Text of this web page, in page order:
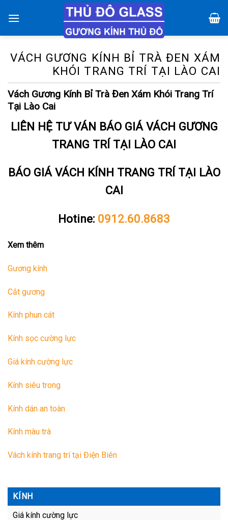
đến
VÁCH GƯƠNG KÍNH BỈ TRÀ ĐEN XÁM
KHÓI TRANG TRÍ TẠI LÀO CAI
Vách Gương Kính Bỉ Trà Đen Xám Khói Trang Trí
Tại Lào Cai
LIÊN HỆ TƯ VÁN BÁO GIÁ VÁCH GƯƠNG
TRANG TRÍ TẠI LÀO CAI
BÁO GIÁ VÁCH KÍNH TRANG TRÍ TẠI LÀO
CAI
Hotine: 0912.60.8683
Xem thêm
Gương kính
Cắt gương
Kính phun cát
Kính sọc cường lực
Giá kính cường lực
Kính siêu trong
Kính dán an toàn
Kính màu trà
Vách kính trang trí tại Điện Biên
KÍNH
Giá kính cường lực